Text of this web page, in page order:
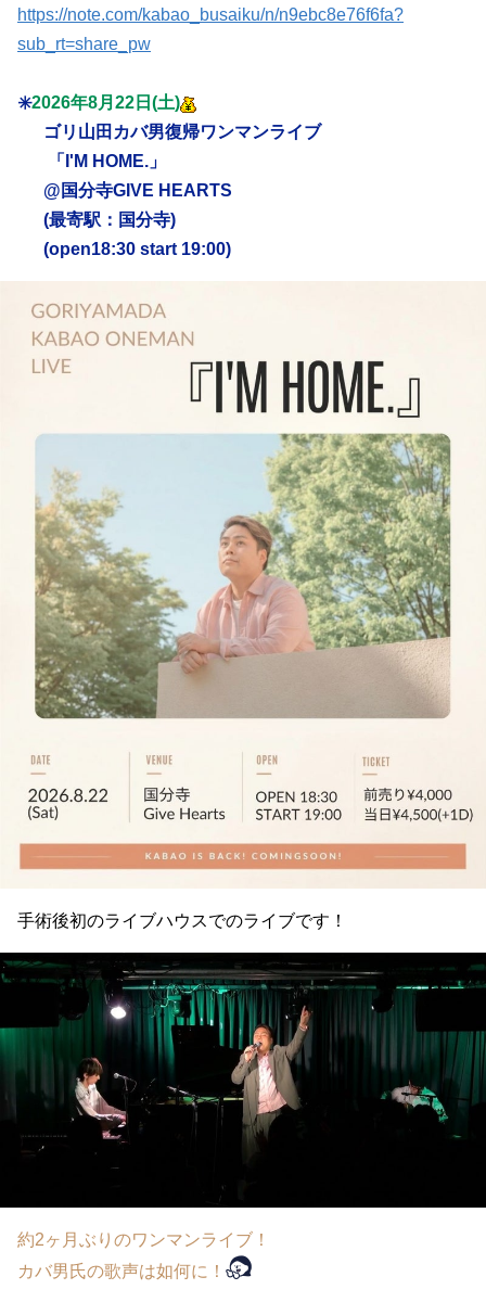
https://note.com/kabao_busaiku/n/n9ebc8e76f6fa?
sub_rt=share_pw
✳️2026年8月22日(土)
ゴリ山田カバ男復帰ワンマンライブ
「I'M HOME.」
@国分寺GIVE HEARTS
(最寄駅：国分寺)
(open18:30 start 19:00)
手術後初のライブハウスでのライブです！
約2ヶ月ぶりのワンマンライブ！
カバ男氏の歌声は如何に！